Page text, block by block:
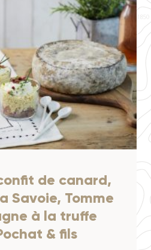
de canard,
Savoie, Tomme
à la truffe
& fils